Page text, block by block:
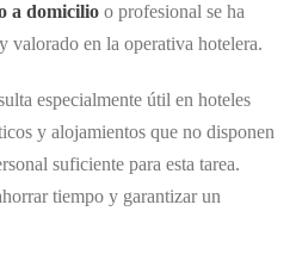
a domicilio o profesional se ha
valorado en la operativa hotelera.
especialmente útil en hoteles
y alojamientos que no disponen
suficiente para esta tarea.
tiempo y garantizar un